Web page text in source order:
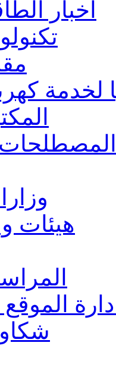
أخبار
لخدمة
هيئات